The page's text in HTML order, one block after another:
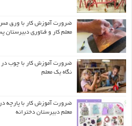
ضرورت آموزش کار با ورق مس
معلم کار و فناوری دبیرستان
ضرورت آموزش کار با چوب در
نگاه یک معلم
ضرورت آموزش کار با پارچه
معلم دبیرستان دخترانه